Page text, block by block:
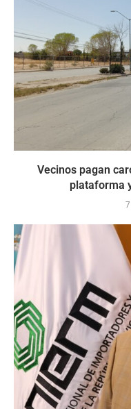
Vecinos pagan
plataforma